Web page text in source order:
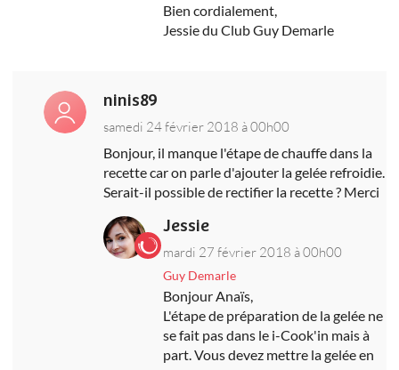
Bien cordialement,
Jessie du Club Guy Demarle
ninis89
samedi 24 février 2018 à 00h00
Bonjour, il manque l'étape de chauffe dans la
recette car on parle d'ajouter la gelée refroidie.
Serait-il possible de rectifier la recette ? Merci
Jessie
mardi 27 février 2018 à 00h00
Guy Demarle
Bonjour Anaïs,
L'étape de préparation de la gelée ne
se fait pas dans le i-Cook'in mais à
part. Vous devez mettre la gelée en